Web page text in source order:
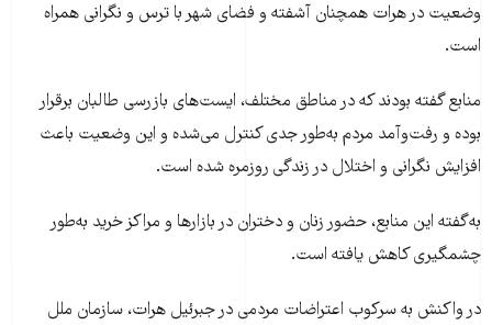
وضعیت در هرات همچنان آشفته و فضای شهر با ترس و نگرانی همراه
است.
منابع گفته بودند که در مناطق مختلف، ایست‌های بازرسی طالبان برقرار
بوده و رفت‌وآمد مردم به‌طور جدی کنترل می‌شده و این وضعیت باعث
افزایش نگرانی و اختلال در زندگی روزمره شده است.
به‌گفته این منابع، حضور زنان و دختران در بازارها و مراکز خرید به‌طور
چشمگیری کاهش یافته است.
در واکنش به سرکوب اعتراضات مردمی در جبرئیل هرات، سازمان ملل